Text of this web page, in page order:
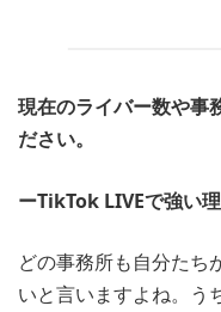
現在のライバー数や事
ださい。
ーTikTok LIVEで強い
どの事務所も自分たち
いと言いますよね。う